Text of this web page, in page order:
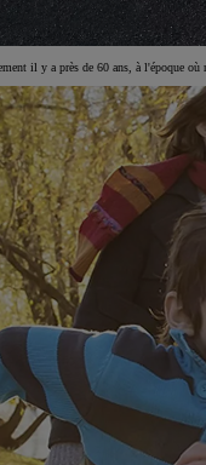
il y a près de 60 ans, à l'époque